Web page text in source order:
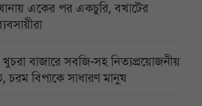
একের পর একচুরি, বখাটের
বাজারে সবজি-সহ নিত্যপ্রয়োজনীয়
চরম বিপাকে সাধারণ মানুষ